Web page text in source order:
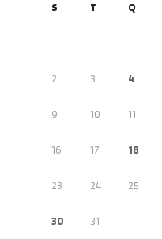
S T Q
2 3 4
9 10 11
16 17 18
23 24 25
30 31